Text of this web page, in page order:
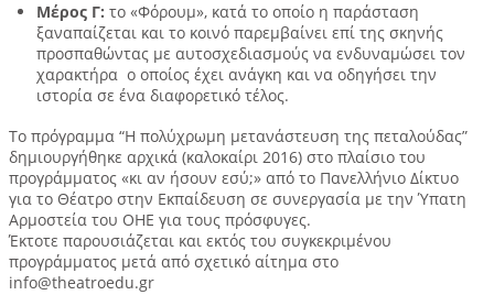
Μέρος Γ:το «Φόρουμ», κατά το οποίο η παράσταση
ξαναπαίζεται και το κοινό παρεμβαίνει επί της σκηνής
προσπαθώντας με αυτοσχεδιασμούς να ενδυναμώσει τον
χαρακτήρα ο οποίος έχει ανάγκη και να οδηγήσει την
ιστορία σε ένα διαφορετικό τέλος.
Το πρόγραμμα “Η πολύχρωμη μετανάστευση της πεταλούδας”
δημιουργήθηκε αρχικά (καλοκαίρι 2016) στο πλαίσιο του
προγράμματος «κι αν ήσουν εσύ;» από το Πανελλήνιο Δίκτυο
για το Θέατρο στην Εκπαίδευση σε συνεργασία με την Ύπατη
Αρμοστεία του ΟΗΕ για τους πρόσφυγες.
Έκτοτε παρουσιάζεται και εκτός του συγκεκριμένου
προγράμματος μετά από σχετικό αίτημα στο
info@theatroedu.gr